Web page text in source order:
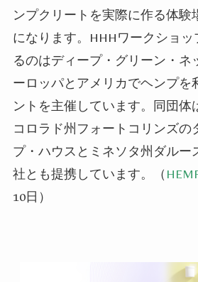
ンプクリートを実際に作る体験
にな ります。 HHHワークショ
るのはディープ・グリーン・ネ
ーロッパとアメリカでヘンプを
ントを主催しています。 同団体
コロラド州フォートコリンズの
プ・ハウスとミネソタ州ダルー
社とも提携してい ます。 （
10日）